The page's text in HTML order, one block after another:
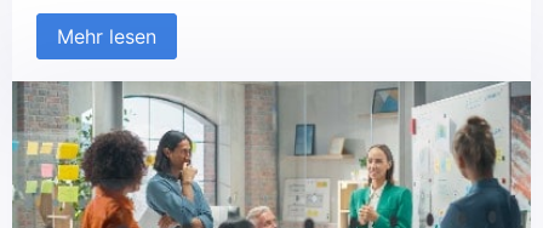
Möglichkeit, flexibel auf Personalbedarfe zu
reagieren undArbeitnehmer:innen eine Chance,
einzutreten. Dochein Vorurteil hält sich hartnäckig:
die angeblich schlechte Bezahlung in der
Zeitarbeit. Aberentspricht das tatsächlich der
Realität, oder handelt es sich um […]
Mehr lesen